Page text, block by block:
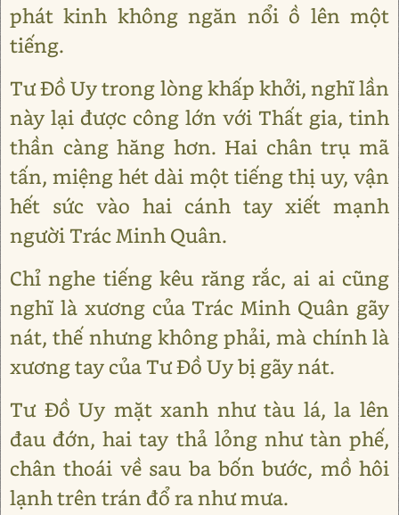
phát kinh không ngăn nổi ồ lên một
tiếng.
Tư Đồ Uy trong lòng khấp khởi, nghĩ lần
này lại được công lớn với Thất gia, tinh
thần càng hăng hơn. Hai chân trụ mã
tấn, miệng hét dài một tiếng thị uy, vận
hết sức vào hai cánh tay xiết mạnh
người Trác Minh Quân.
Chỉ nghe tiếng kêu răng rắc, ai ai cũng
nghĩ là xương của Trác Minh Quân gãy
nát, thế nhưng không phải, mà chính là
xương tay của Tư Đồ Uy bị gãy nát.
Tư Đồ Uy mặt xanh như tàu lá, la lên
đau đớn, hai tay thả lỏng như tàn phế,
chân thoái về sau ba bốn bước, mồ hôi
lạnh trên trán đổ ra như mưa.